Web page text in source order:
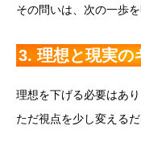
その問いは、次の一歩を
3. 理想と現実の
理想を下げる必要はあり
ただ視点を少し変える